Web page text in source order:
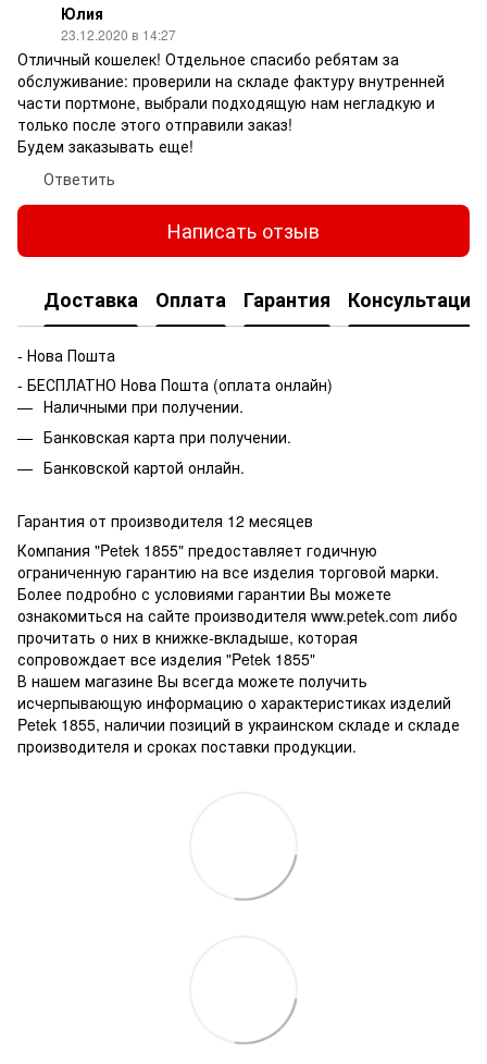
Юлия
23.12.2020 в 14:27
Отличный кошелек! Отдельное спасибо ребятам за
обслуживание: проверили на складе фактуру внутренней
части портмоне, выбрали подходящую нам негладкую и
только после этого отправили заказ!
Будем заказывать еще!
Ответить
Написать отзыв
Доставка Оплата Гарантия Консультация
- Нова Пошта
- БЕСПЛАТНО Нова Пошта (оплата онлайн)
Наличными при получении.
Банковская карта при получении.
Банковской картой онлайн.
Гарантия от производителя 12 месяцев
Компания "Petek 1855" предоставляет годичную
ограниченную гарантию на все изделия торговой марки.
Более подробно с условиями гарантии Вы можете
ознакомиться на сайте производителя www.petek.com либо
прочитать о них в книжке-вкладыше, которая
сопровождает все изделия "Petek 1855"
В нашем магазине Вы всегда можете получить
исчерпывающую информацию о характеристиках изделий
Petek 1855, наличии позиций в украинском складе и складе
производителя и сроках поставки продукции.